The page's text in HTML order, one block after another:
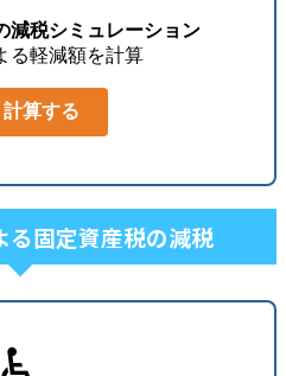
減税シミュレーション
る軽減額を計算
算する
る固定資産税の減税